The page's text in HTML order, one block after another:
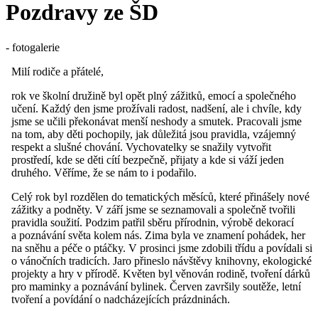
Pozdravy ze ŠD
- fotogalerie
Milí rodiče a přátelé,
rok ve školní družině byl opět plný zážitků, emocí a společného
učení. Každý den jsme prožívali radost, nadšení, ale i chvíle, kdy
jsme se učili překonávat menší neshody a smutek. Pracovali jsme
na tom, aby děti pochopily, jak důležitá jsou pravidla, vzájemný
respekt a slušné chování. Vychovatelky se snažily vytvořit
prostředí, kde se děti cítí bezpečně, přijaty a kde si váží jeden
druhého. Věříme, že se nám to i podařilo.
Celý rok byl rozdělen do tematických měsíců, které přinášely nové
zážitky a podněty. V září jsme se seznamovali a společně tvořili
pravidla soužití. Podzim patřil sběru přírodnin, výrobě dekorací
a poznávání světa kolem nás. Zima byla ve znamení pohádek, her
na sněhu a péče o ptáčky. V prosinci jsme zdobili třídu a povídali si
o vánočních tradicích. Jaro přineslo návštěvy knihovny, ekologické
projekty a hry v přírodě. Květen byl věnován rodině, tvoření dárků
pro maminky a poznávání bylinek. Červen završily soutěže, letní
tvoření a povídání o nadcházejících prázdninách.